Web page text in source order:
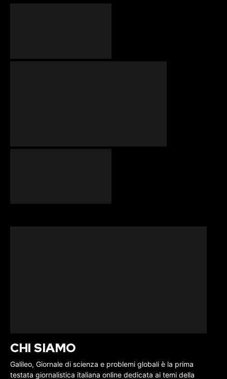
CHI SIAMO
Galileo, Giornale di scienza e problemi globali è la prima
testata giornalistica italiana online dedicata ai temi della